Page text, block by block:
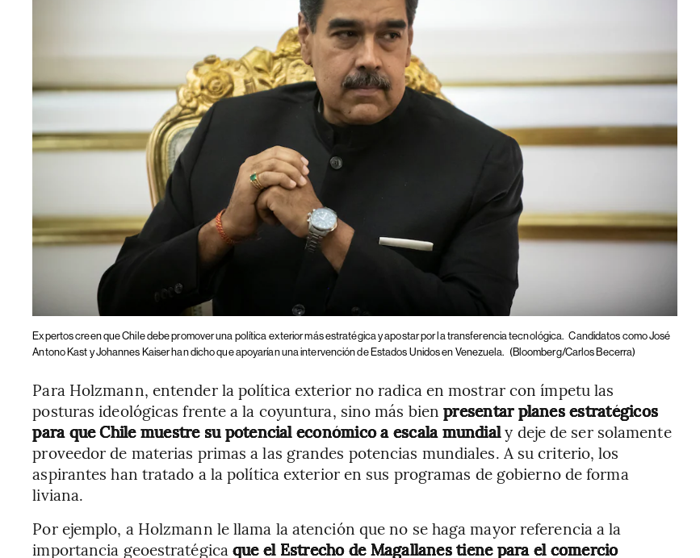
Expertos creen que Chile debe promover una política exterior más estratégica y apostar por la transferencia tecnológica. Candidatos como José
Antono Kast y Johannes Kaiser han dicho que apoyarían una intervención de Estados Unidos en Venezuela. (Bloomberg/Carlos Becerra)
Para Holzmann, entender la política exterior no radica en mostrar con ímpetu las
posturas ideológicas frente a la coyuntura, sino más bienpresentar planes estratégicos
para que Chile muestre su potencial económico a escala mundialy deje de ser solamente
proveedor de materias primas a las grandes potencias mundiales. A su criterio, los
aspirantes han tratado a la política exterior en sus programas de gobierno de forma
liviana.
Por ejemplo, a Holzmann le llama la atención que no se haga mayor referencia a la
importancia geoestratégicaque el Estrecho de Magallanes tiene para el comercio